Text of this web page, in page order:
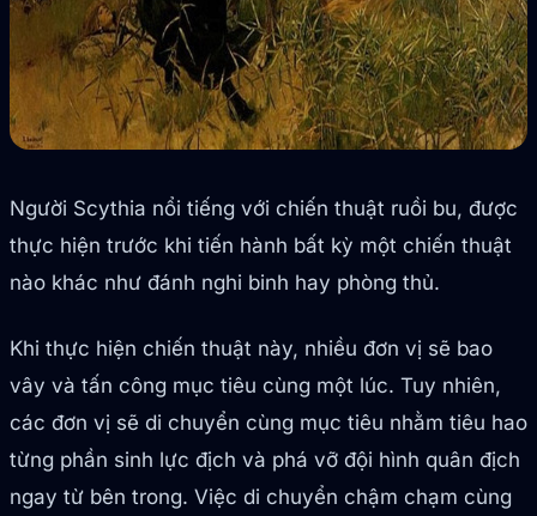
Người Scythia nổi tiếng với chiến thuật ruồi bu, được
thực hiện trước khi tiến hành bất kỳ một chiến thuật
nào khác như đánh nghi binh hay phòng thủ.
Khi thực hiện chiến thuật này, nhiều đơn vị sẽ bao
vây và tấn công mục tiêu cùng một lúc. Tuy nhiên,
các đơn vị sẽ di chuyển cùng mục tiêu nhằm tiêu hao
từng phần sinh lực địch và phá vỡ đội hình quân địch
ngay từ bên trong. Việc di chuyển chậm chạm cùng